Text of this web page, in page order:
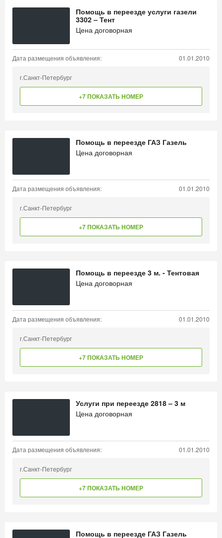
Помощь в переезде услуги газели
3302 – Тент
Цена договорная
Дата размещения объявления: 01.01.2010
г.Санкт-Петербург
+7 ПОКАЗАТЬ НОМЕР
Помощь в переезде ГАЗ Газель
Цена договорная
Дата размещения объявления: 01.01.2010
г.Санкт-Петербург
+7 ПОКАЗАТЬ НОМЕР
Помощь в переезде 3 м. - Тентовая
Цена договорная
Дата размещения объявления: 01.01.2010
г.Санкт-Петербург
+7 ПОКАЗАТЬ НОМЕР
Услуги при переезде 2818 – 3 м
Цена договорная
Дата размещения объявления: 01.01.2010
г.Санкт-Петербург
+7 ПОКАЗАТЬ НОМЕР
Помощь в переезде ГАЗ Газель